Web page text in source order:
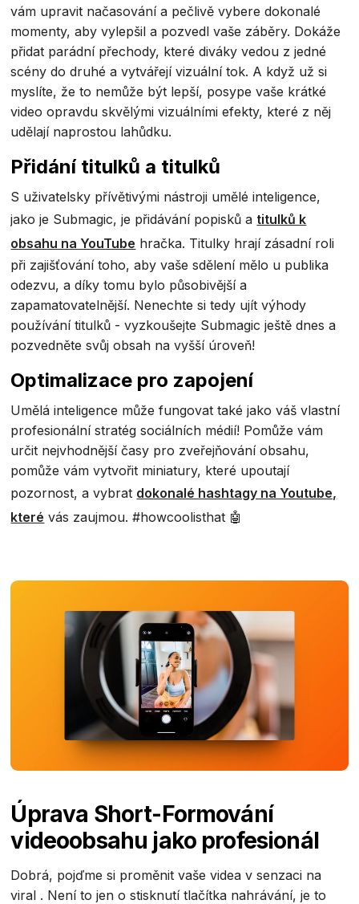
vám upravit načasování a pečlivě vybere dokonalé
momenty, aby vylepšil a pozvedl vaše záběry. Dokáže
přidat parádní přechody, které diváky vedou z jedné
scény do druhé a vytvářejí vizuální tok. A když už si
myslíte, že to nemůže být lepší, posype vaše krátké
video opravdu skvělými vizuálními efekty, které z něj
udělají naprostou lahůdku.
Přidání titulků a titulků
S uživatelsky přívětivými nástroji umělé inteligence,
jako je Submagic, je přidávání popisků a titulků k
obsahu na YouTube hračka. Titulky hrají zásadní roli
při zajišťování toho, aby vaše sdělení mělo u publika
odezvu, a díky tomu bylo působivější a
zapamatovatelnější. Nenechte si tedy ujít výhody
používání titulků - vyzkoušejte Submagic ještě dnes a
pozvedněte svůj obsah na vyšší úroveň!
Optimalizace pro zapojení
Umělá inteligence může fungovat také jako váš vlastní
profesionální stratég sociálních médií! Pomůže vám
určit nejvhodnější časy pro zveřejňování obsahu,
pomůže vám vytvořit miniatury, které upoutají
pozornost, a vybrat dokonalé hashtagy na Youtube,
které vás zaujmou. #howcoolisthat 🤖
Úprava Short-Formování
videoobsahu jako profesionál
Dobrá, pojďme si proměnit vaše videa v senzaci na
viral . Není to jen o stisknutí tlačítka nahrávání, je to